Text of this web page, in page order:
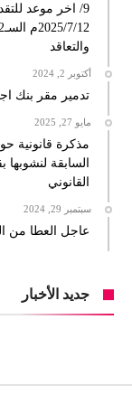
9/ اخر موعد
والتعاقد
أكتوبر 2, 2024
تدمير مقر بنك
مايو 27, 2025
مذكرة قانونية
السابقة
القانوني
سبتمبر 29, 2024
عاجل العطا من
جديد الأخبار